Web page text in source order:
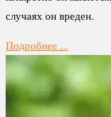
случаях он вреден.
Подробнее ...